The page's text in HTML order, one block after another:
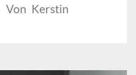
Von Kerstin